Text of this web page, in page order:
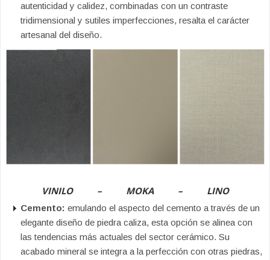
autenticidad y calidez, combinadas con un contraste
tridimensional y sutiles imperfecciones, resalta el carácter
artesanal del diseño.
VINILO – MOKA – LINO
Cemento: emulando el aspecto del cemento a través de un
elegante diseño de piedra caliza, esta opción se alinea con
las tendencias más actuales del sector cerámico. Su
acabado mineral se integra a la perfección con otras piedras,